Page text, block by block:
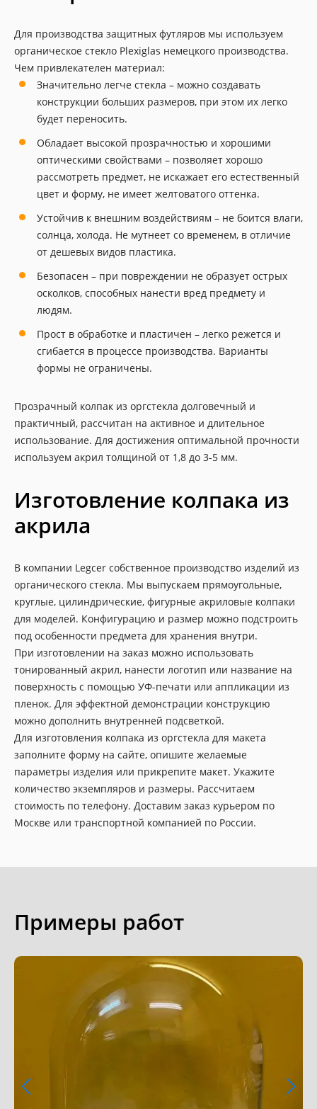
Для производства защитных футляров мы используем
органическое стекло Plexiglas немецкого производства.
Чем привлекателен материал:
Значительно легче стекла – можно создавать
конструкции больших размеров, при этом их легко
будет переносить.
Обладает высокой прозрачностью и хорошими
оптическими свойствами – позволяет хорошо
рассмотреть предмет, не искажает его естественный
цвет и форму, не имеет желтоватого оттенка.
Устойчив к внешним воздействиям – не боится влаги,
солнца, холода. Не мутнеет со временем, в отличие
от дешевых видов пластика.
Безопасен – при повреждении не образует острых
осколков, способных нанести вред предмету и
людям.
Прост в обработке и пластичен – легко режется и
сгибается в процессе производства. Варианты
формы не ограничены.
Прозрачный колпак из оргстекла долговечный и
практичный, рассчитан на активное и длительное
использование. Для достижения оптимальной прочности
используем акрил толщиной от 1,8 до 3-5 мм.
Изготовление колпака из
акрила
В компании Legcer собственное производство изделий из
органического стекла. Мы выпускаем прямоугольные,
круглые, цилиндрические, фигурные акриловые колпаки
для моделей. Конфигурацию и размер можно подстроить
под особенности предмета для хранения внутри.
При изготовлении на заказ можно использовать
тонированный акрил, нанести логотип или название на
поверхность с помощью УФ-печати или аппликации из
пленок. Для эффектной демонстрации конструкцию
можно дополнить внутренней подсветкой.
Для изготовления колпака из оргстекла для макета
заполните форму на сайте, опишите желаемые
параметры изделия или прикрепите макет. Укажите
количество экземпляров и размеры. Рассчитаем
стоимость по телефону. Доставим заказ курьером по
Москве или транспортной компанией по России.
Примеры работ